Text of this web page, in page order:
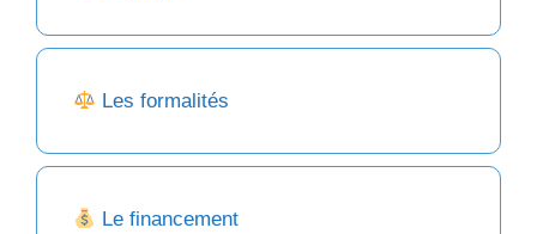
Les formalités
Le financement